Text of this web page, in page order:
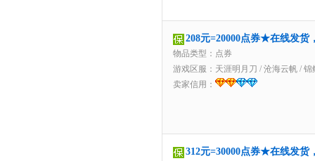
208元=20000点券★在线发
物品类型：点券
游戏区服： 天涯明月刀 / 沧海云帆 / 锦
卖家信用：
312元=30000点券★在线发